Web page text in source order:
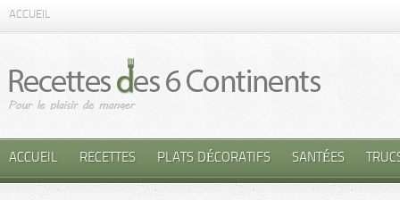
ACCUEIL
ACCUEIL RECETTES PLATS DÉCORATIFS SANTÉES